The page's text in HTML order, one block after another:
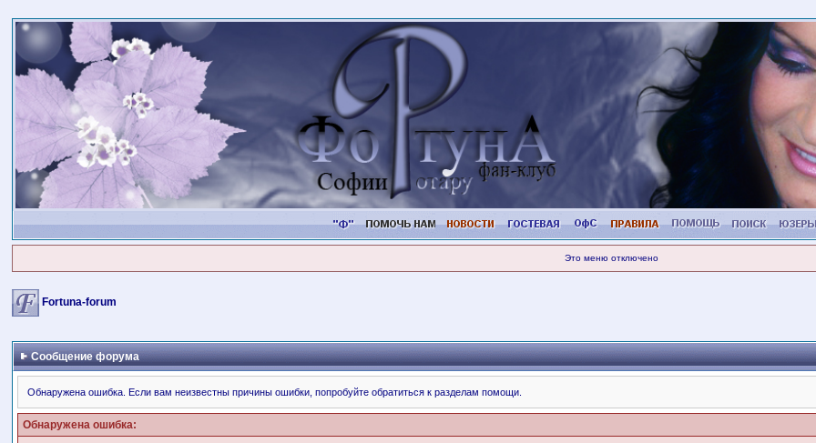
Это меню отключено
Fortuna-forum
Сообщение форума
Обнаружена ошибка. Если вам неизвестны причины ошибки, попробуйте обратиться к разделам помощи.
Обнаружена ошибка: